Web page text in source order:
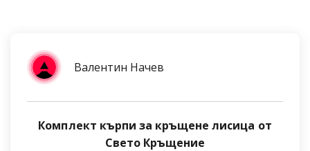
Валентин Начев
Комплект кърпи за кръщене лисица от
Свето Кръщение